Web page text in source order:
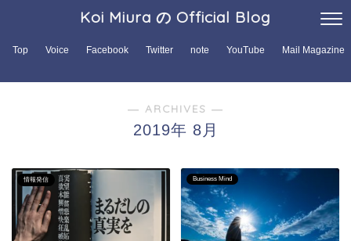
Koi Miura の Official Blog
Top Voice Facebook Twitter note YouTube Mail Magazine
― ARCHIVES ―
2019年 8月
情報発信 Business Mind